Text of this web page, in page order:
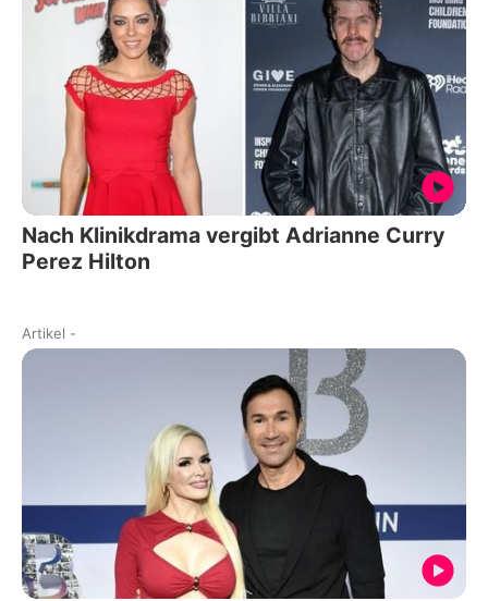
Nach Klinikdrama vergibt Adrianne Curry
Perez Hilton
Artikel -